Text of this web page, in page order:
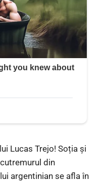
Lucas Trejo! Soția și
din
argentinian se afla în